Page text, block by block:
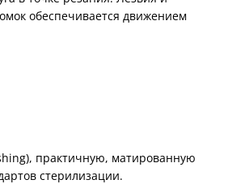
обеспечивается движением
практичную, матированную
стерилизации.